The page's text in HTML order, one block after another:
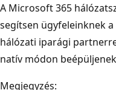
A Microsoft 365
segítsen ügyfeleinknek
hálózati iparági
natív módon
Megjegyzés: